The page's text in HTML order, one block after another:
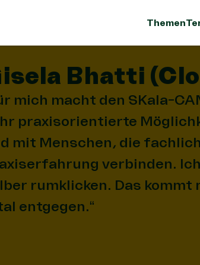
Themen
Bhatti
mich macht den SKala-
praxisorientierte
mit Menschen, die
verbinden.
rumklicken. Das
entgegen.“